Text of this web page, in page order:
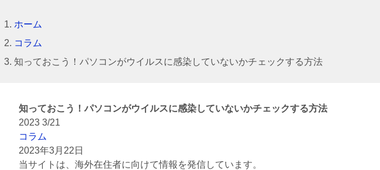
ホーム
コラム
知っておこう！パソコンがウイルスに感染していないかチェックする方法
知っておこう！パソコンがウイルスに感染していないかチェックする方法
2023 3/21
コラム
2023年3月22日
当サイトは、海外在住者に向けて情報を発信しています。